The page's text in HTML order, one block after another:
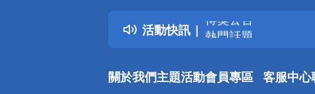
活動快訊
得獎公告
熱門話題
銀行優惠
詐騙網頁！請小心！
關於我們主題活動會員專區 客服中心